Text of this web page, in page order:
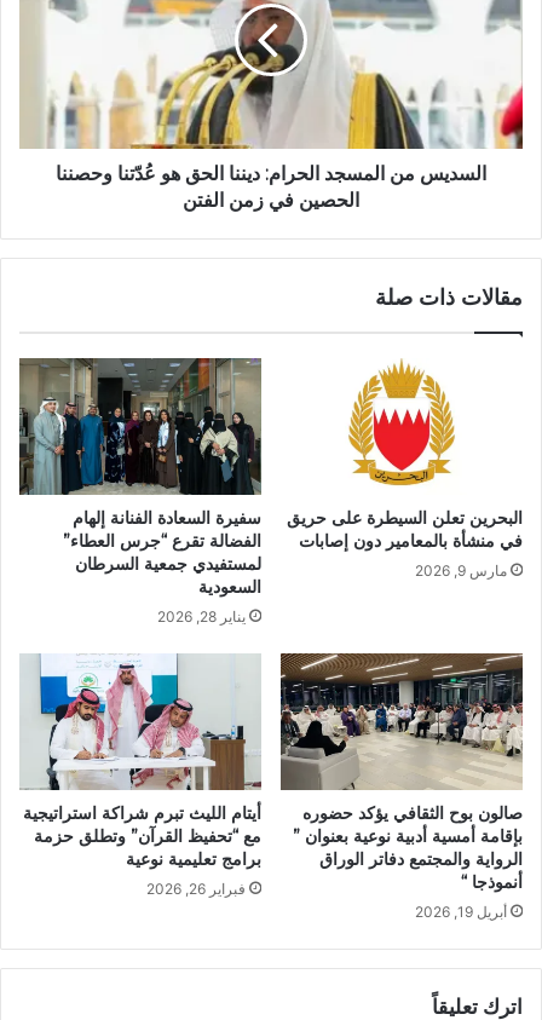
السديس من المسجد الحرام: ديننا الحق هو عُدّتنا وحصننا
الحصين في زمن الفتن
مقالات ذات صلة
البحرين تعلن السيطرة على حريق
في منشأة بالمعامير دون إصابات
مارس 9, 2026
سفيرة السعادة الفنانة إلهام
الفضالة تقرع “جرس العطاء”
لمستفيدي جمعية السرطان
السعودية
يناير 28, 2026
صالون بوح الثقافي يؤكد حضوره
بإقامة أمسية أدبية نوعية بعنوان ”
الرواية والمجتمع دفاتر الوراق
أنموذجا “
أبريل 19, 2026
أيتام الليث تبرم شراكة استراتيجية
مع “تحفيظ القرآن” وتطلق حزمة
برامج تعليمية نوعية
فبراير 26, 2026
اترك تعليقاً